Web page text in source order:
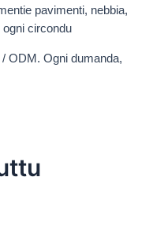
pavimenti, nebbia,
circondu
ODM. Ogni dumanda,